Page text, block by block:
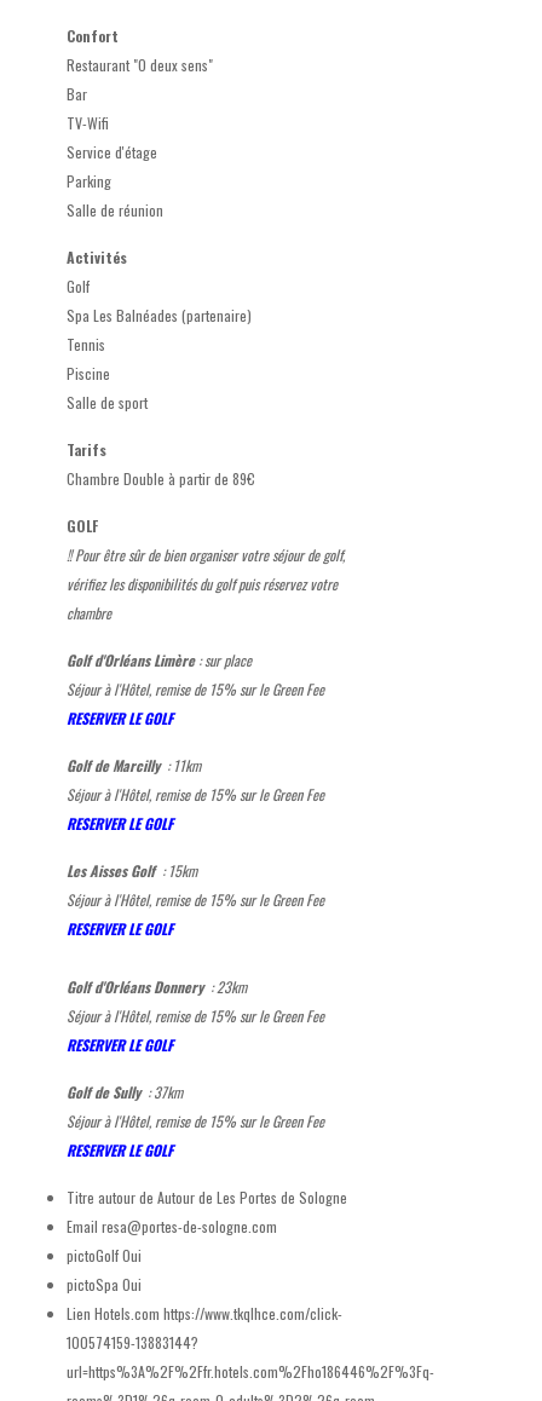
Confort
Restaurant "O deux sens"
Bar
TV-Wifi
Service d'étage
Parking
Salle de réunion
Activités
Golf
Spa Les Balnéades (partenaire)
Tennis
Piscine
Salle de sport
Tarifs
Chambre Double à partir de 89€
GOLF
!! Pour être sûr de bien organiser votre séjour de golf,
vérifiez les disponibilités du golf puis réservez votre
chambre
Golf d'Orléans Limère: sur place
Séjour à l'Hôtel, remise de 15% sur le Green Fee
RESERVER LE GOLF
Golf de Marcilly : 11km
Séjour à l'Hôtel, remise de 15% sur le Green Fee
RESERVER LE GOLF
Les Aisses Golf : 15km
Séjour à l'Hôtel, remise de 15% sur le Green Fee
RESERVER LE GOLF
Golf d'Orléans Donnery : 23km
Séjour à l'Hôtel, remise de 15% sur le Green Fee
RESERVER LE GOLF
Golf de Sully : 37km
Séjour à l'Hôtel, remise de 15% sur le Green Fee
RESERVER LE GOLF
Titre autour de Autour de Les Portes de Sologne
Email resa@portes-de-sologne.com
pictoGolfOui
pictoSpa Oui
Lien Hotels.com https://www.tkqlhce.com/click-
100574159-13883144?
url=https%3A%2F%2Ffr.hotels.com%2Fho186446%2F%3Fq-